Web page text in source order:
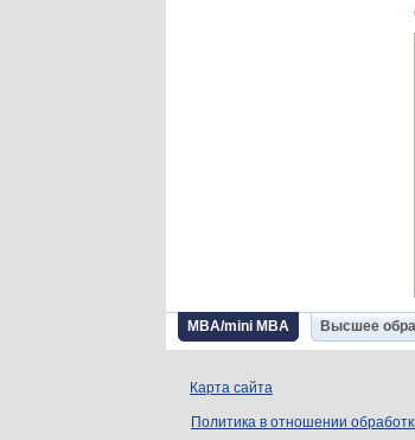
MBA/mini MBA Высшее
Карта сайта
Политика в отношении